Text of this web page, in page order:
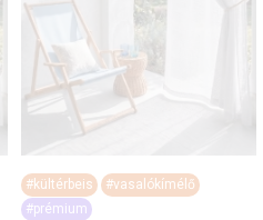
#kültérbeis
#vasalókímélő
#prémium